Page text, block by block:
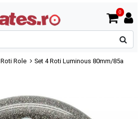
0
Roti Role
Set 4 Roti Luminous 80mm/85a